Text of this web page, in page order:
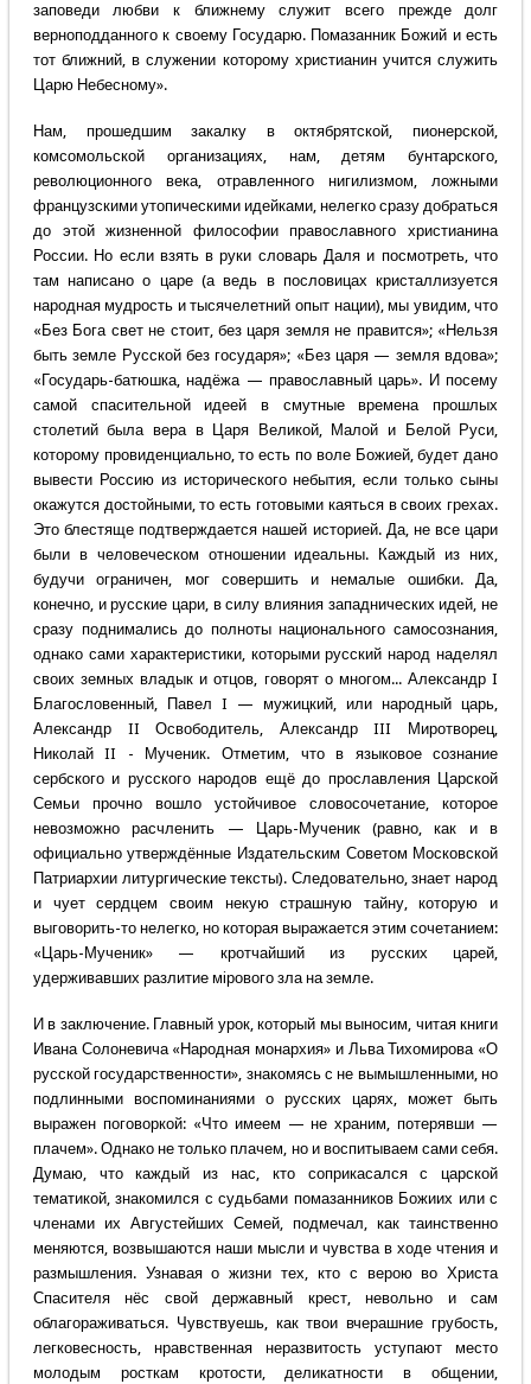
заповеди любви к ближнему служит всего прежде долг
верноподданного к своему Государю. Помазанник Божий и есть
тот ближний, в служении которому христианин учится служить
Царю Небесному».
Нам, прошедшим закалку в октябрятской, пионерской,
комсомольской организациях, нам, детям бунтарского,
революционного века, отравленного нигилизмом, ложными
французскими утопическими идейками, нелегко сразу добраться
до этой жизненной философии православного христианина
России. Но если взять в руки словарь Даля и посмотреть, что
там написано о царе (а ведь в пословицах кристаллизуется
народная мудрость и тысячелетний опыт нации), мы увидим, что
«Без Бога свет не стоит, без царя земля не правится»; «Нельзя
быть земле Русской без государя»; «Без царя — земля вдова»;
«Государь-батюшка, надёжа — православный царь». И посему
самой спасительной идеей в смутные времена прошлых
столетий была вера в Царя Великой, Малой и Белой Руси,
которому провиденциально, то есть по воле Божией, будет дано
вывести Россию из исторического небытия, если только сыны
окажутся достойными, то есть готовыми каяться в своих грехах.
Это блестяще подтверждается нашей историей. Да, не все цари
были в человеческом отношении идеальны. Каждый из них,
будучи ограничен, мог совершить и немалые ошибки. Да,
конечно, и русские цари, в силу влияния западнических идей, не
сразу поднимались до полноты национального самосознания,
однако сами характеристики, которыми русский народ наделял
своих земных владык и отцов, говорят о многом... Александр I
Благословенный, Павел I — мужицкий, или народный царь,
Александр II Освободитель, Александр III Миротворец,
Николай II - Мученик. Отметим, что в языковое сознание
сербского и русского народов ещё до прославления Царской
Семьи прочно вошло устойчивое словосочетание, которое
невозможно расчленить — Царь-Мученик (равно, как и в
официально утверждённые Издательским Советом Московской
Патриархии литургические тексты). Следовательно, знает народ
и чует сердцем своим некую страшную тайну, которую и
выговорить-то нелегко, но которая выражается этим сочетанием:
«Царь-Мученик» — кротчайший из русских царей,
удерживавших разлитие мiрового зла на земле.
И в заключение. Главный урок, который мы выносим, читая книги
Ивана Солоневича «Народная монархия» и Льва Тихомирова «О
русской государственности», знакомясь с не вымышленными, но
подлинными воспоминаниями о русских царях, может быть
выражен поговоркой: «Что имеем — не храним, потерявши —
плачем». Однако не только плачем, но и воспитываем сами себя.
Думаю, что каждый из нас, кто соприкасался с царской
тематикой, знакомился с судьбами помазанников Божиих или с
членами их Августейших Семей, подмечал, как таинственно
меняются, возвышаются наши мысли и чувства в ходе чтения и
размышления. Узнавая о жизни тех, кто с верою во Христа
Спасителя нёс свой державный крест, невольно и сам
облагораживаться. Чувствуешь, как твои вчерашние грубость,
легковесность, нравственная неразвитость уступают место
молодым росткам кротости, деликатности в общении,